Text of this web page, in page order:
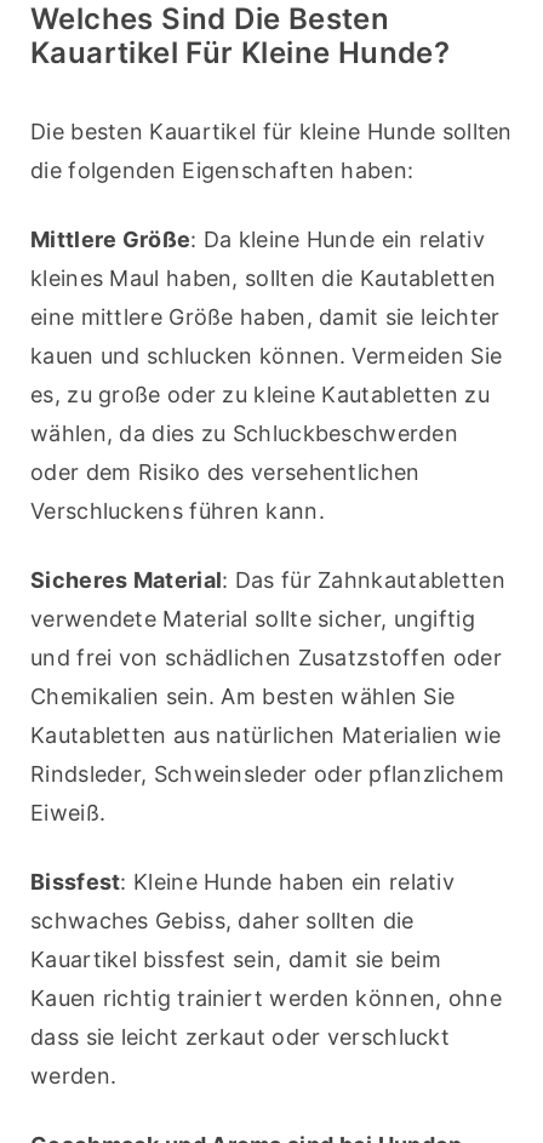
Welches Sind Die Besten
Kauartikel Für Kleine Hunde?
Die besten Kauartikel für kleine Hunde sollten
die folgenden Eigenschaften haben:
Mittlere Größe: Da kleine Hunde ein relativ
kleines Maul haben, sollten die Kautabletten
eine mittlere Größe haben, damit sie leichter
kauen und schlucken können. Vermeiden Sie
es, zu große oder zu kleine Kautabletten zu
wählen, da dies zu Schluckbeschwerden
oder dem Risiko des versehentlichen
Verschluckens führen kann.
Sicheres Material: Das für Zahnkautabletten
verwendete Material sollte sicher, ungiftig
und frei von schädlichen Zusatzstoffen oder
Chemikalien sein. Am besten wählen Sie
Kautabletten aus natürlichen Materialien wie
Rindsleder, Schweinsleder oder pflanzlichem
Eiweiß.
Bissfest: Kleine Hunde haben ein relativ
schwaches Gebiss, daher sollten die
Kauartikel bissfest sein, damit sie beim
Kauen richtig trainiert werden können, ohne
dass sie leicht zerkaut oder verschluckt
werden.